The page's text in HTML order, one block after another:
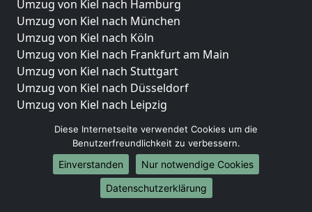
Umzug von Kiel nach Hamburg
Umzug von Kiel nach München
Umzug von Kiel nach Köln
Umzug von Kiel nach Frankfurt am Main
Umzug von Kiel nach Stuttgart
Umzug von Kiel nach Düsseldorf
Umzug von Kiel nach Leipzig
Umzug von Kiel nach Essen
Umzug von Kiel nach Bremen
Umzug von Kiel nach Dresden
Umzug von Kiel nach Hannover
Diese Internetseite verwendet Cookies um die
Benutzerfreundlichkeit zu verbessern.
Einverstanden
Nur notwendige Cookies
Datenschutzerklärung